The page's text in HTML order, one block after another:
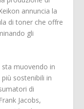
annuncia la
di toner che offre
gli
sta muovendo in
sostenibili in
di
Jacobs,